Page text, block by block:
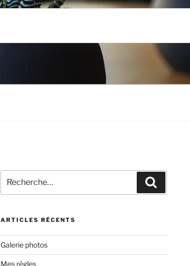
pour
:
ARTICLES RÉCENTS
Galerie photos
Mes règles